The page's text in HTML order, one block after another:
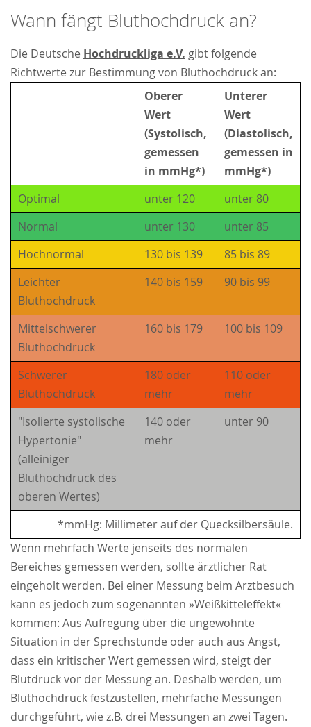
Wann fängt Bluthochdruck an?
Die Deutsche Hochdruckliga e.V. gibt folgende
Richtwerte zur Bestimmung von Bluthochdruck an:
Oberer
Wert
(Systolisch,
gemessen
in mmHg*)
Unterer
Wert
(Diastolisch,
gemessen in
mmHg*)
Optimal
unter 120
unter 80
Normal
unter 130
unter 85
Hochnormal
130 bis 139
85 bis 89
Leichter
Bluthochdruck
140 bis 159 90 bis 99
Mittelschwerer
Bluthochdruck
160 bis 179 100 bis 109
Schwerer
Bluthochdruck
180 oder
mehr
110 oder
mehr
"Isolierte systolische
Hypertonie"
(alleiniger
Bluthochdruck des
oberen Wertes)
140 oder
mehr
unter 90
*mmHg: Millimeter auf der Quecksilbersäule.
Wenn mehrfach Werte jenseits des normalen
Bereiches gemessen werden, sollte ärztlicher Rat
eingeholt werden. Bei einer Messung beim Arztbesuch
kann es jedoch zum sogenannten »Weißkitteleffekt«
kommen: Aus Aufregung über die ungewohnte
Situation in der Sprechstunde oder auch aus Angst,
dass ein kritischer Wert gemessen wird, steigt der
Blutdruck vor der Messung an. Deshalb werden, um
Bluthochdruck festzustellen, mehrfache Messungen
durchgeführt, wie z.B. drei Messungen an zwei Tagen.